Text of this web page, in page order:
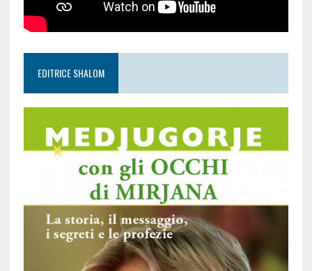
EDITRICE SHALOM